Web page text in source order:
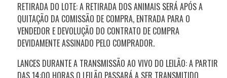
RETIRADA DO LOTE: A RETIRADA DOS ANIMAIS SERÁ APÓS A
QUITAÇÃO DA COMISSÃO DE COMPRA, ENTRADA PARA O
VENDEDOR E DEVOLUÇÃO DO CONTRATO DE COMPRA
DEVIDAMENTE ASSINADO PELO COMPRADOR.
LANCES DURANTE A TRANSMISSÃO AO VIVO DO LEILÃO: A PARTIR
DAS 14:00 HORAS O LEILÃO PASSARÁ A SER TRANSMITIDO